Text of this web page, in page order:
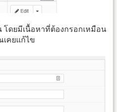
โดยมีเนื้อหาที่ต้องกรอกเหมือน
คยแก้ไข